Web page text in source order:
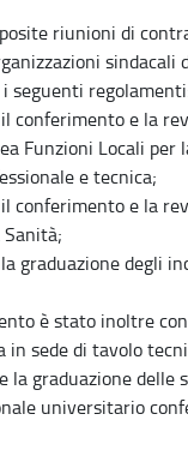
riunioni di
sindacali
seguenti
conferimento e la
Funzioni Locali per
e tecnica;
conferimento e la
Sanità;
graduazione degli
è stato inoltre
in sede di tavolo
la graduazione delle
universitario